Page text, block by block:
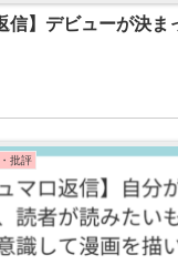
信】デビューが決ま
批評